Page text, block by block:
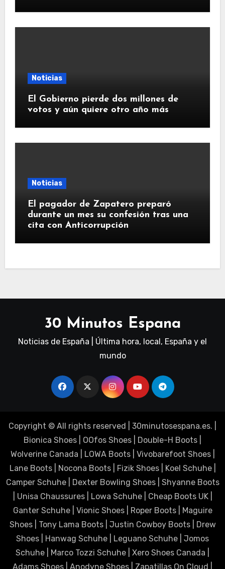
Noticias
El Gobierno pierde dos millones de
votos y aún quiere otro año más
Noticias
El pagador de Zapatero preparó
durante un mes su confesión tras una
cita con Anticorrupción
30 Minutos Espana
Noticias de España | Última hora, local, España y el
mundo
Copyright © All rights reserved 30minutosespana.es. |
Bionica Shoes
OOfos Shoes Double-H Boots
Wolverine Canada
LOWA Boots| Vivobarefoot Shoes|
Lane Boots| Nocona Boots| Fizik Shoes| Koel Schuhe|
Camper Schuhe| Dexter Bowling Shoes| Shyanne Boots
Unisa Chaussures| Lowa Schuhe| Cheap Boots UK
Ganter Schuhe
Vionic Shoes| Roper Boots|
Maguire
Shoes| Tony Lama Boots| Justin Cowboy Boots|
Drew
Shoes
Hanwag Schuhe Leguano Schuhe
Jomos
Schuhe
Marco Tozzi Schuhe Xero Shoes Canada
Adams Shoes
Anodyne Shoes Zapatillas On Cloud